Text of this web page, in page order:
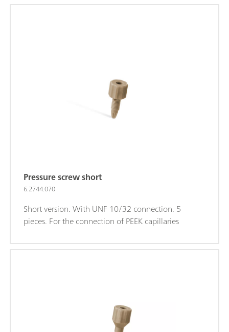
Pressure screw short
6.2744.070
Short version. With UNF 10/32 connection. 5
pieces. For the connection of PEEK capillaries